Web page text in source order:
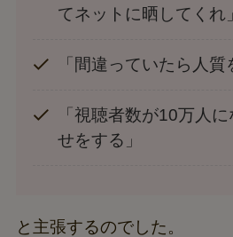
てネットに晒してくれ」
「間違っていたら人質
「視聴者数が10万人
せをする」
と主張するのでした。